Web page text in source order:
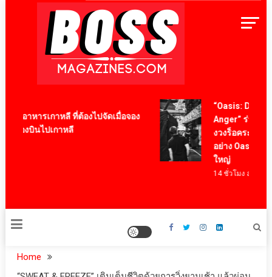
BossMagazinesThailand
มนูอาหารเกาหลี ที่ต้องไปจัดเมื่อจอง
รื่องบินไปเกาหลี
“Oasis: Don’t
Anger” ร่วมเป็น
งวงร็อคระดับโล
อย่าง Oasis ผ่า
ใหญ่
14 ชั่วโมง ago
Home